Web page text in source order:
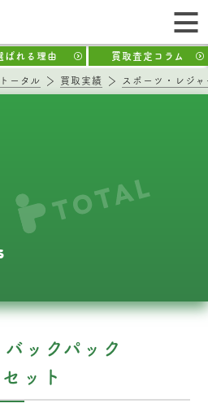
ばれる理由 買取査定コラム
ータル 買取実績 スポーツ・レジャ
ックパック
ット